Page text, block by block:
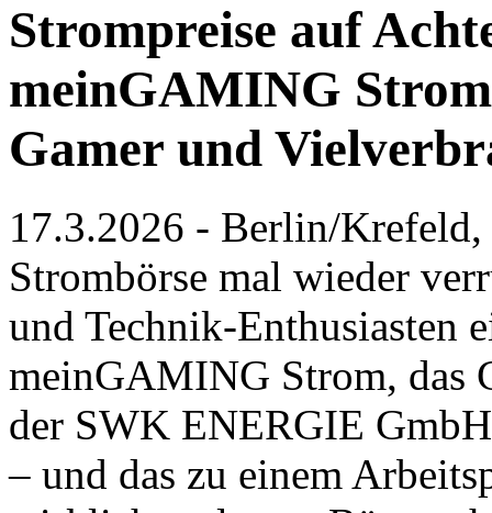
Strompreise auf
meinGAMING
Gamer und
17.3.2026 - Berlin/
Strombörse mal wieder
und Technik-Enthusiasten
meinGAMING Strom, das
der SWK ENERGIE
– und das zu einem